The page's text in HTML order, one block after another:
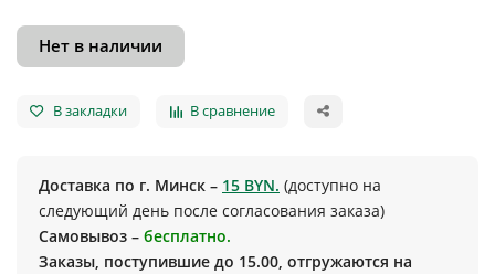
Нет в наличии
В закладки В сравнение
Доставка по г. Минск – 15 BYN. (доступно на
следующий день после согласования заказа)
Самовывоз – бесплатно.
Заказы, поступившие до 15.00, отгружаются на